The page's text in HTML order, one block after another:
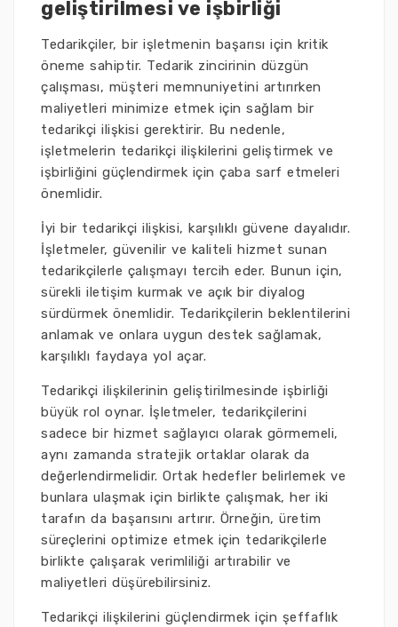
geliştirilmesi ve işbirliği
Tedarikçiler, bir işletmenin başarısı için kritik
öneme sahiptir. Tedarik zincirinin düzgün
çalışması, müşteri memnuniyetini artırırken
maliyetleri minimize etmek için sağlam bir
tedarikçi ilişkisi gerektirir. Bu nedenle,
işletmelerin tedarikçi ilişkilerini geliştirmek ve
işbirliğini güçlendirmek için çaba sarf etmeleri
önemlidir.
İyi bir tedarikçi ilişkisi, karşılıklı güvene dayalıdır.
İşletmeler, güvenilir ve kaliteli hizmet sunan
tedarikçilerle çalışmayı tercih eder. Bunun için,
sürekli iletişim kurmak ve açık bir diyalog
sürdürmek önemlidir. Tedarikçilerin beklentilerini
anlamak ve onlara uygun destek sağlamak,
karşılıklı faydaya yol açar.
Tedarikçi ilişkilerinin geliştirilmesinde işbirliği
büyük rol oynar. İşletmeler, tedarikçilerini
sadece bir hizmet sağlayıcı olarak görmemeli,
aynı zamanda stratejik ortaklar olarak da
değerlendirmelidir. Ortak hedefler belirlemek ve
bunlara ulaşmak için birlikte çalışmak, her iki
tarafın da başarısını artırır. Örneğin, üretim
süreçlerini optimize etmek için tedarikçilerle
birlikte çalışarak verimliliği artırabilir ve
maliyetleri düşürebilirsiniz.
Tedarikçi ilişkilerini güçlendirmek için şeffaflık